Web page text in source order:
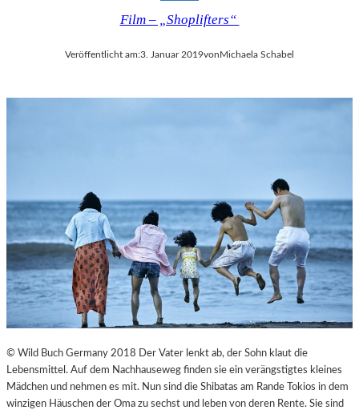
Film – „Shoplifters“
Veröffentlicht am:3. Januar 2019von Michaela Schabel
© Wild Buch Germany 2018 Der Vater lenkt ab, der Sohn klaut die
Lebensmittel. Auf dem Nachhauseweg finden sie ein verängstigtes kleines
Mädchen und nehmen es mit. Nun sind die Shibatas am Rande Tokios in dem
winzigen Häuschen der Oma zu sechst und leben von deren Rente. Sie sind